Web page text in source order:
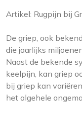
Artikel: Rugpijn bij
De griep, ook
die jaarlijks
Naast de bekende
keelpijn, kan griep
bij griep kan
het algehele